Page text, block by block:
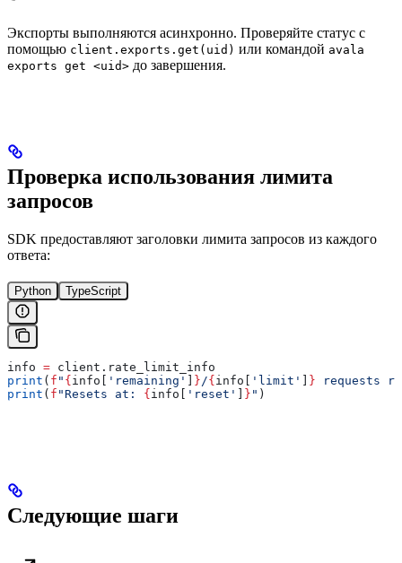
Экспорты выполняются асинхронно. Проверяйте статус с
помощью client.exports.get(uid) или командой avala
exports get <uid> до завершения.
Проверка использования лимита
запросов
SDK предоставляют заголовки лимита запросов из каждого
ответа:
Python TypeScript
info = client.rate_limit_info
print ( f " { info[ 'remaining' }/{ info[ 'limit' } requests
print ( f "Resets at: { info[ 'reset' } " )
Следующие шаги